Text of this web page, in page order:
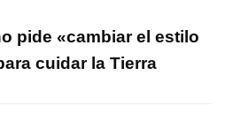
pide «cambiar el estilo
cuidar la Tierra